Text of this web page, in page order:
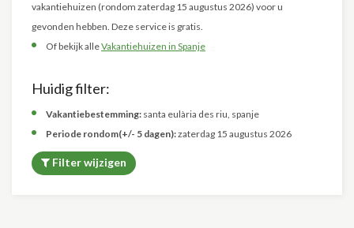
vakantiehuizen (rondom zaterdag 15 augustus 2026) voor u
gevonden hebben. Deze service is gratis.
Of bekijk alleVakantiehuizen in Spanje
Huidig filter:
Vakantiebestemming: santa eulària des riu, spanje
Periode rondom(+/- 5 dagen):zaterdag 15 augustus 2026
Filter wijzigen